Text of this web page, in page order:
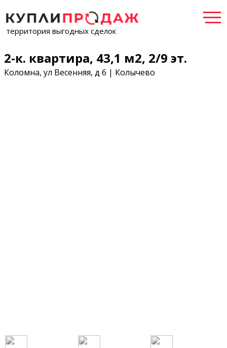
территория выгодных сделок
2-к. квартира, 43,1 м2, 2/9 эт.
Коломна, ул Весенняя, д 6 | Колычево